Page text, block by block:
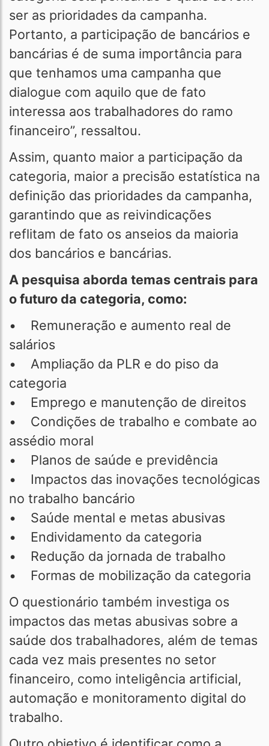
ser as prioridades da campanha.
Portanto, a participação de bancários e
bancárias é de suma importância para
que tenhamos uma campanha que
dialogue com aquilo que de fato
interessa aos trabalhadores do ramo
financeiro”, ressaltou.
Assim, quanto maior a participação da
categoria, maior a precisão estatística na
definição das prioridades da campanha,
garantindo que as reivindicações
reflitam de fato os anseios da maioria
dos bancários e bancárias.
A pesquisa aborda temas centrais para
o futuro da categoria, como:
• Remuneração e aumento real de
salários
• Ampliação da PLR e do piso da
categoria
• Emprego e manutenção de direitos
• Condições de trabalho e combate ao
assédio moral
• Planos de saúde e previdência
• Impactos das inovações tecnológicas
no trabalho bancário
• Saúde mental e metas abusivas
• Endividamento da categoria
• Redução da jornada de trabalho
• Formas de mobilização da categoria
O questionário também investiga os
impactos das metas abusivas sobre a
saúde dos trabalhadores, além de temas
cada vez mais presentes no setor
financeiro, como inteligência artificial,
automação e monitoramento digital do
trabalho.